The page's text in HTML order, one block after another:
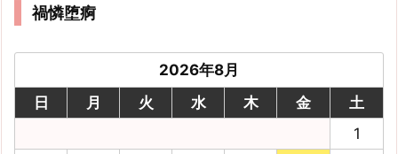
禍憐堕痾
2026年8月
日
月 火 水 木 金
土
1